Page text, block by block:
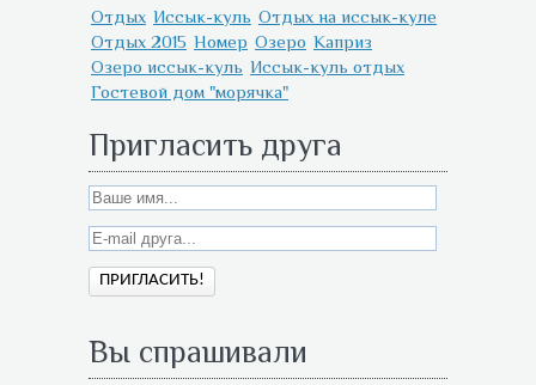
Отдых Иссык-куль Отдых на иссык-куле
Отдых 2015 Номер Озеро Каприз
Озеро иссык-куль Иссык-куль отдых
Гостевой дом "морячка"
Пригласить друга
Вы спрашивали